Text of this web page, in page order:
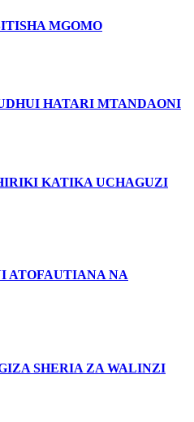
MGOMO
HATARI MTANDAONI
KATIKA UCHAGUZI
ATOFAUTIANA NA
SHERIA ZA WALINZI